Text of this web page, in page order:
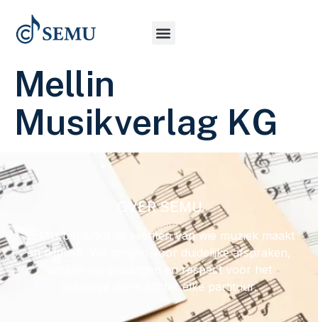
Mellin
Musikverlag KG
OVER SEMU
SEMU behartigt de rechten van wie muziek maakt
en uitgeeft. We zorgen voor duidelijke afspraken,
eerlijke vergoedingen en respect voor het
creatieve werk achter elke partituur.